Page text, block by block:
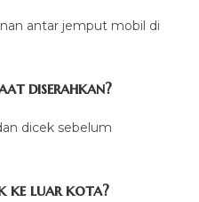
antar jemput mobil di
diserahkan?
dicek sebelum
ke luar kota?